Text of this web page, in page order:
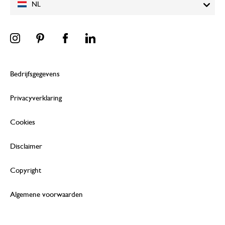
NL
Bedrijfsgegevens
Privacyverklaring
Cookies
Disclaimer
Copyright
Algemene voorwaarden